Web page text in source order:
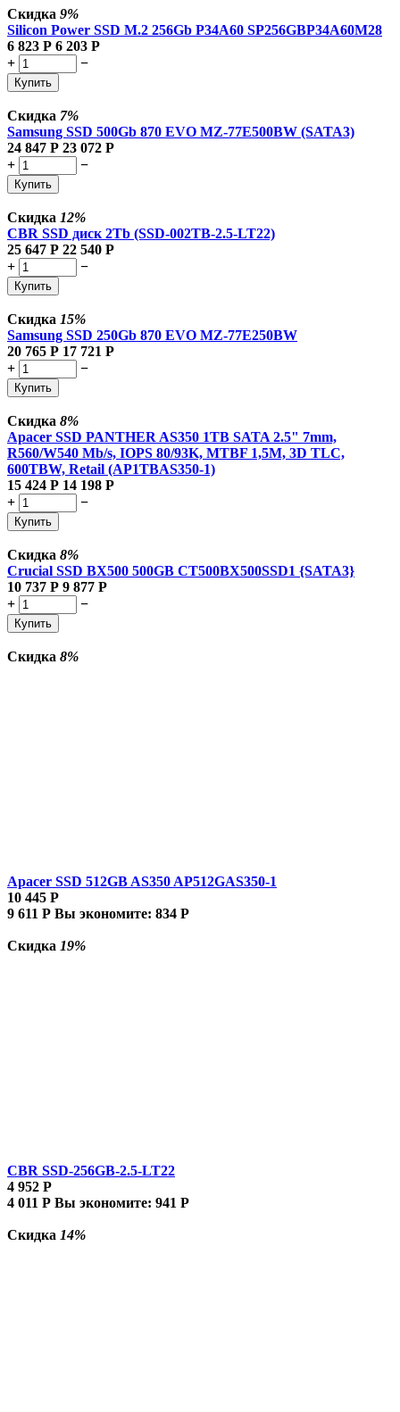
Скидка 9%
Silicon Power SSD M.2 256Gb P34A60 SP256GBP34A60M28
6 823 Р 6 203 Р
+
−
Купить
Скидка 7%
Samsung SSD 500Gb 870 EVO MZ-77E500BW (SATA3)
24 847 Р 23 072 Р
+
−
Купить
Скидка 12%
CBR SSD диск 2Tb (SSD-002TB-2.5-LT22)
25 647 Р 22 540 Р
+
−
Купить
Скидка 15%
Samsung SSD 250Gb 870 EVO MZ-77E250BW
20 765 Р 17 721 Р
+
−
Купить
Скидка 8%
Apacer SSD PANTHER AS350 1TB SATA 2.5" 7mm,
R560/W540 Mb/s, IOPS 80/93K, MTBF 1,5M, 3D TLC,
600TBW, Retail (AP1TBAS350-1)
15 424 Р 14 198 Р
+
−
Купить
Скидка 8%
Crucial SSD BX500 500GB CT500BX500SSD1 {SATA3}
10 737 Р 9 877 Р
+
−
Купить
Скидка 8%
Apacer SSD 512GB AS350 AP512GAS350-1
10 445 Р
9 611 Р Вы экономите: 834 Р
Скидка 19%
CBR SSD-256GB-2.5-LT22
4 952 Р
4 011 Р Вы экономите: 941 Р
Скидка 14%